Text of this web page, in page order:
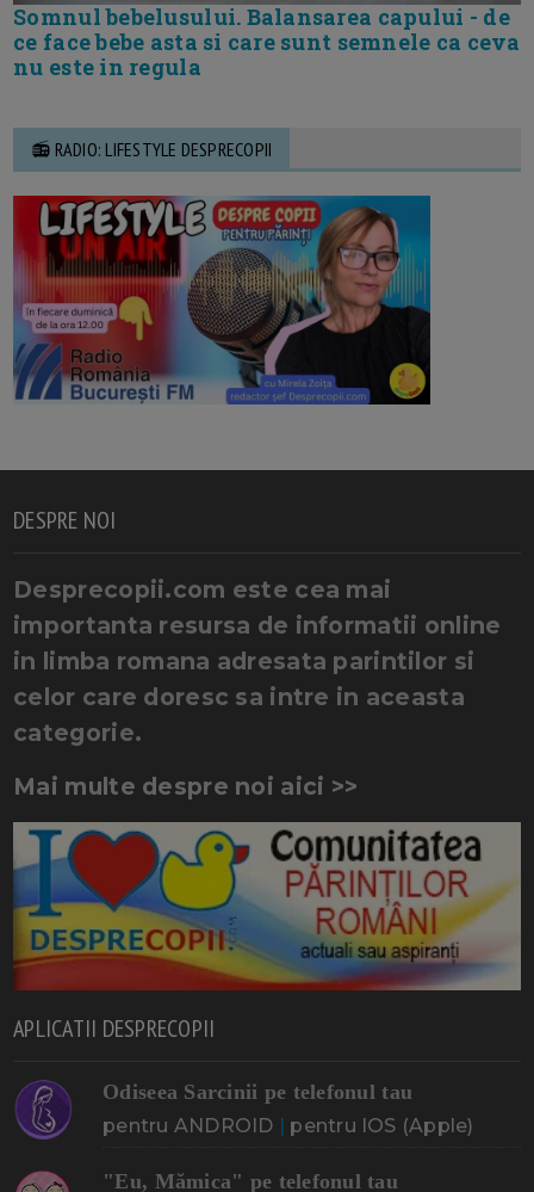
Somnul bebelusului. Balansarea capului - de
ce face bebe asta si care sunt semnele ca ceva
nu este in regula
📻 RADIO: LIFESTYLE DESPRECOPII
DESPRE NOI
Desprecopii.com este cea mai
importanta resursa de informatii online
in limba romana adresata parintilor si
celor care doresc sa intre in aceasta
categorie.
Mai multe despre noi aici >>
APLICATII DESPRECOPII
Odiseea Sarcinii pe telefonul tau
pentru ANDROID | pentru IOS (Apple)
"Eu, Mămica" pe telefonul tau